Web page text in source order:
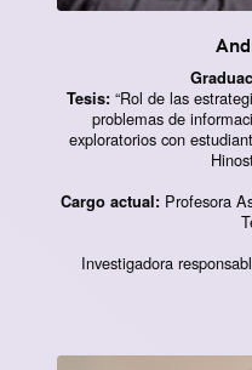
Tesis: “Rol de las
problemas de
exploratorios con
Cargo actual: Profesora
Investigadora